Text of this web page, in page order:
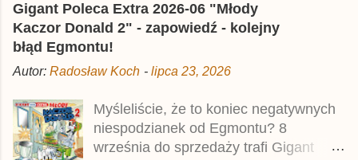
wynosi 49,99 zł i zamówicie go także z
rabatem na Egmont.pl . Za przekład
odpowiadał Jacek Drewnowski.
Publikacja jest przedrukiem drugiego
Taschenbuch Phantomias Collection ,
który trafił do sprzedaży pod koniec
2025 roku.
Gigant Poleca Extra 2026-06 "Młody
Kaczor Donald 2" - zapowiedź - kolejny
błąd Egmontu!
Autor: Radosław Koch - lipca 23, 2026
Myśleliście, że to koniec negatywnych
niespodzianek od Egmontu? 8
września do sprzedaży trafi Gigant